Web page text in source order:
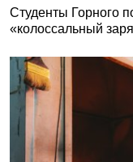
Студенты Горного
«колоссальный